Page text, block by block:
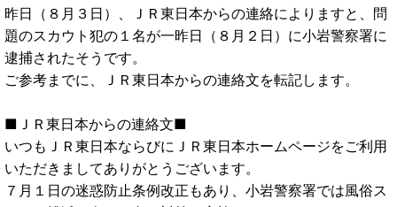
昨日（８月３日）、ＪＲ東日本からの連絡によりますと、問
題のスカウト犯の１名が一昨日（８月２日）に小岩警察署に
逮捕されたそうです。
ご参考までに、ＪＲ東日本からの連絡文を転記します。
■ＪＲ東日本からの連絡文■
いつもＪＲ東日本ならびにＪＲ東日本ホームページをご利用
いただきましてありがとうございます。
７月１日の迷惑防止条例改正もあり、小岩警察署では風俗ス